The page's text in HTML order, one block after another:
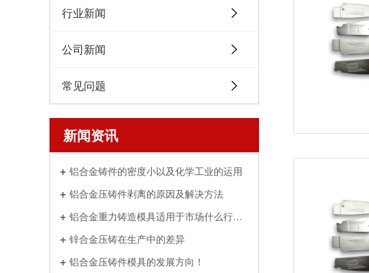
行业新闻
公司新闻
常见问题
新闻资讯
铝合金铸件的密度小以及化学工业的运用
铝合金压铸件剥离的原因及解决方法
铝合金重力铸造模具适用于市场什么行业呢
锌合金压铸在生产中的差异
铝合金压铸件模具的发展方向！